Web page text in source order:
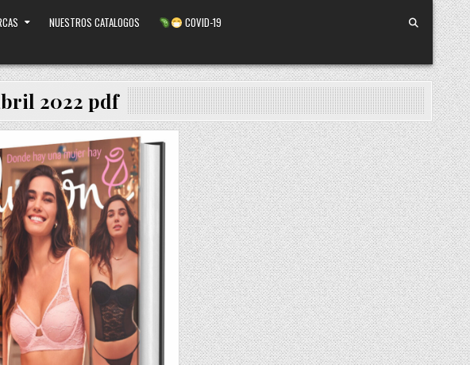
NUESTROS CATALOGOS COVID-19
2022 pdf